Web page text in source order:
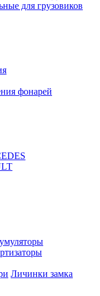
для грузовиков
фонарей
Личинки замка